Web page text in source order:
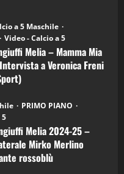
a 5 Maschile
Video - Calcio a 5
Melia – Mamma Mia
a Veronica Freni
PRIMO PIANO
5
Melia 2024-25 –
Mirko Merlino
rossoblù
Podcast
Podcast: 28^ Puntata
2026)
Podcast: 27^ Puntata
2026)